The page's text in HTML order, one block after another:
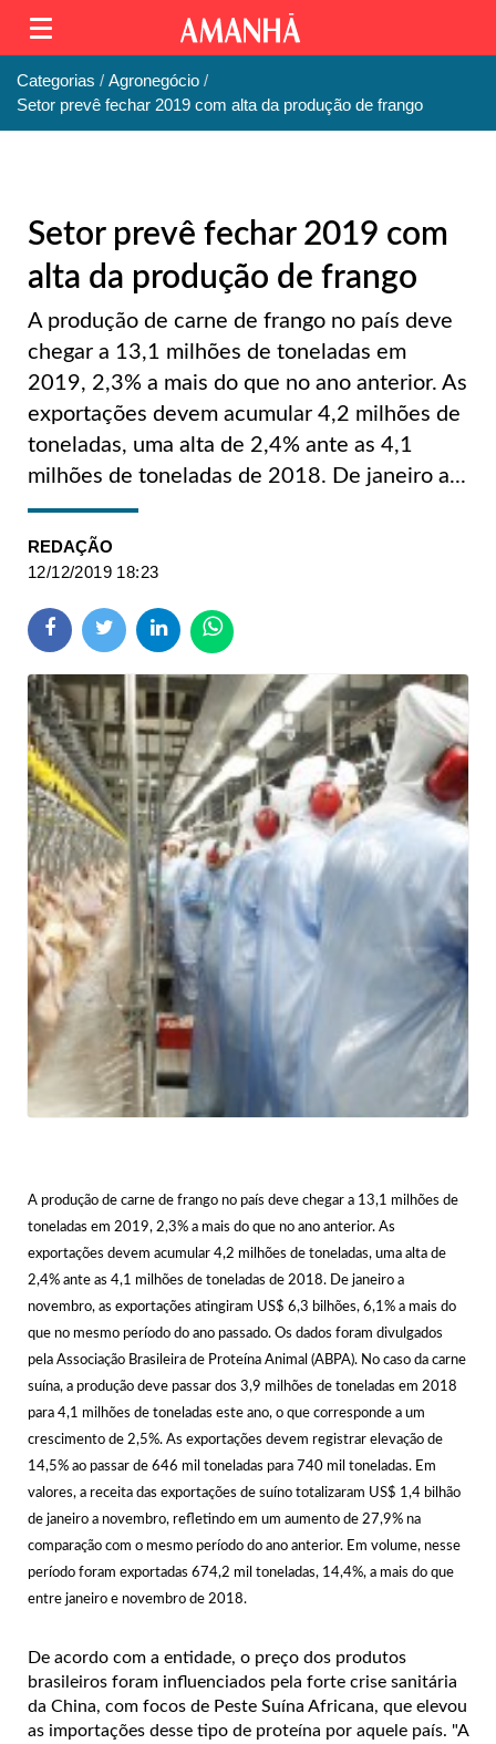
Categorias
Agronegócio
Setor prevê fechar 2019 com alta da produção de frango
Setor prevê fechar 2019 com
alta da produção de frango
A produção de carne de frango no país deve
chegar a 13,1 milhões de toneladas em
2019, 2,3% a mais do que no ano anterior. As
exportações devem acumular 4,2 milhões de
toneladas, uma alta de 2,4% ante as 4,1
milhões de toneladas de 2018. De janeiro a...
REDAÇÃO
12/12/2019 18:23
A produção de carne de frango no país deve chegar a 13,1 milhões de
toneladas em 2019, 2,3% a mais do que no ano anterior. As
exportações devem acumular 4,2 milhões de toneladas, uma alta de
2,4% ante as 4,1 milhões de toneladas de 2018. De janeiro a
novembro, as exportações atingiram US$ 6,3 bilhões, 6,1% a mais do
que no mesmo período do ano passado. Os dados foram divulgados
pela Associação Brasileira de Proteína Animal (ABPA). No caso da carne
suína, a produção deve passar dos 3,9 milhões de toneladas em 2018
para 4,1 milhões de toneladas este ano, o que corresponde a um
crescimento de 2,5%. As exportações devem registrar elevação de
14,5% ao passar de 646 mil toneladas para 740 mil toneladas. Em
valores, a receita das exportações de suíno totalizaram US$ 1,4 bilhão
de janeiro a novembro, refletindo em um aumento de 27,9% na
comparação com o mesmo período do ano anterior. Em volume, nesse
período foram exportadas 674,2 mil toneladas, 14,4%, a mais do que
entre janeiro e novembro de 2018.
De acordo com a entidade, o preço dos produtos
brasileiros foram influenciados pela forte crise sanitária
da China, com focos de Peste Suína Africana, que elevou
as importações desse tipo de proteína por aquele país. "A